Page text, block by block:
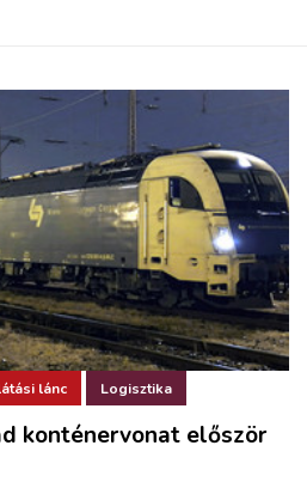
lánc Logisztika
konténervonat először